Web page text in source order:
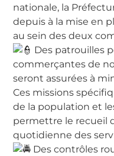
nationale, la
depuis à la mise en
au sein des deux
Des patrouilles
commerçantes de
seront assurées à
Ces missions
de la population et
permettre le recueil
quotidienne des
Des contrôles